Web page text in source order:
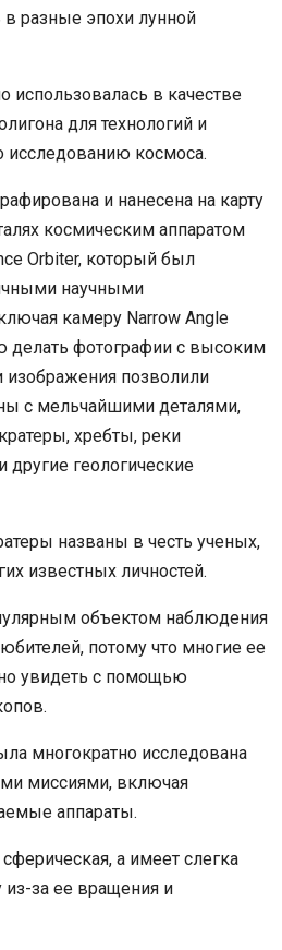
в разные эпохи лунной
использовалась в качестве
для технологий и
исследованию космоса.
и нанесена на карту
космическим аппаратом
Orbiter, который был
научными
камеру Narrow Angle
делать фотографии с высоким
позволили
с мельчайшими деталями,
хребты, реки
геологические
названы в честь ученых,
известных личностей.
объектом наблюдения
потому что многие ее
увидеть с помощью
многократно исследована
миссиями, включая
аппараты.
а имеет слегка
за ее вращения и